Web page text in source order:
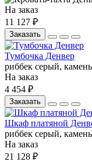
На заказ
11 127 ₽
Заказать
Тумбочка Денвер
риббек серый,
На заказ
4 454 ₽
Заказать
Шкаф платяной
риббек серый,
На заказ
21 128 ₽